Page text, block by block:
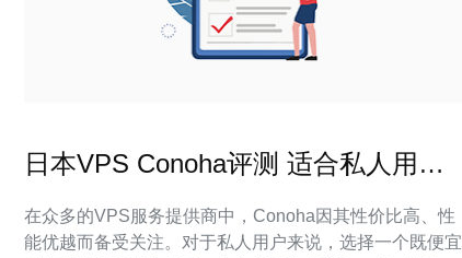
日本VPS Conoha评测 适合私人用户
在众多的VPS服务提供商中，Conoha因其性价比高、性
能优越而备受关注。对于私人用户来说，选择一个既便宜